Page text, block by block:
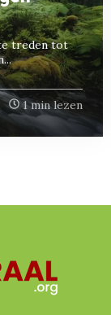
treden tot
1 min lezen